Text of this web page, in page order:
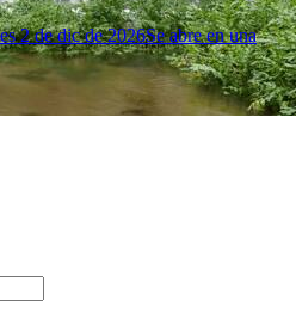
2 de dic de 2026Se abre en una